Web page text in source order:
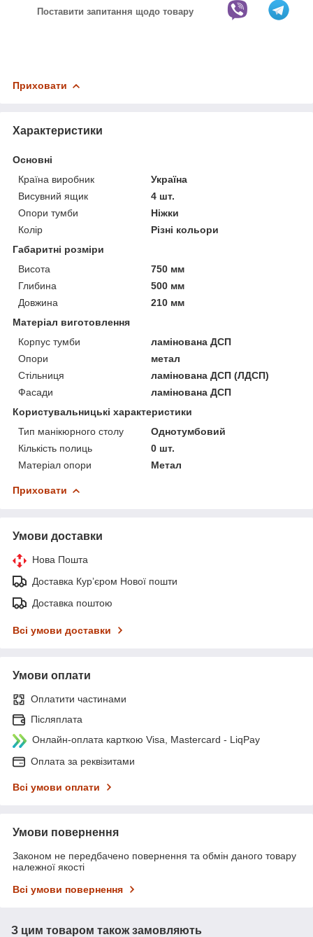
Поставити запитання щодо товару
Приховати
Характеристики
Основні
Країна виробник
Україна
Висувний ящик
4 шт.
Опори тумби
Ніжки
Колір
Різні кольори
Габаритні розміри
Висота
750 мм
Глибина
500 мм
Довжина
210 мм
Матеріал виготовлення
Корпус тумби
ламінована ДСП
Опори
метал
Стільниця
ламінована ДСП (ЛДСП)
Фасади
ламінована ДСП
Користувальницькі характеристики
Тип манікюрного столу
Однотумбовий
Кількість полиць
0 шт.
Матеріал опори
Метал
Приховати
Умови доставки
Нова Пошта
Доставка Курʼєром Нової пошти
Доставка поштою
Всі умови доставки
Умови оплати
Оплатити частинами
Післяплата
Онлайн-оплата карткою Visa, Mastercard - LiqPay
Оплата за реквізитами
Всі умови оплати
Умови повернення
Законом не передбачено повернення та обмін даного товару
належної якості
Всі умови повернення
З цим товаром також замовляють